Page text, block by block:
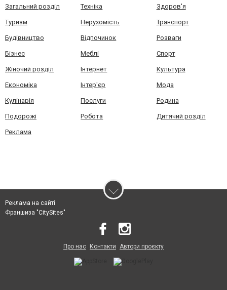
Загальний розділ Техніка Здоров'я
Туризм Нерухомість Транспорт
Будівництво Відпочинок Розваги
Бізнес Меблі Спорт
Жіночий розділ Інтернет Культура
Економіка Інтер'єр Мода
Кулінарія Послуги Родина
Подорожі Робота Дитячий розділ
Реклама
Реклама на сайті
Франшиза "CitySites"
Про нас Контакти Автори проєкту